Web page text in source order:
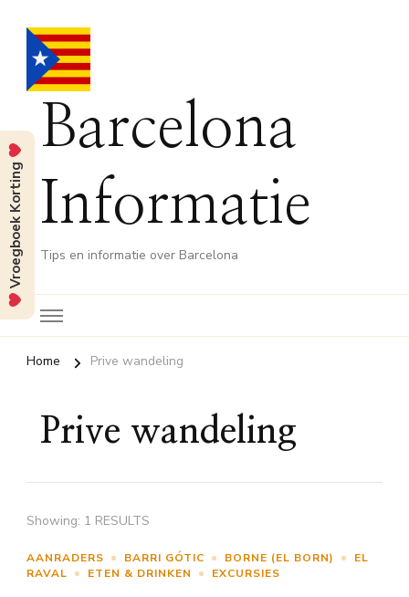
Barcelona
Informatie
Tips en informatie over Barcelona
Home Prive wandeling
Prive wandeling
Showing: 1 RESULTS
AANRADERS BARRI GÓTIC BORNE (EL BORN)
EL
RAVAL
ETEN & DRINKEN EXCURSIES
Vroegboek Korting